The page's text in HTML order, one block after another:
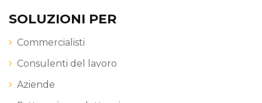
SOLUZIONI PER
Commercialisti
Consulenti del lavoro
Aziende